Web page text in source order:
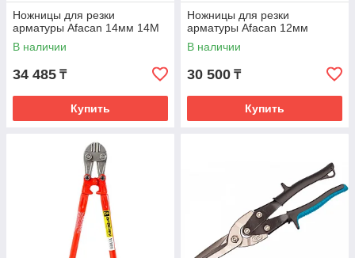
Ножницы для резки
арматуры Afacan 14мм 14M
В наличии
34 485 ₸
Купить
Ножницы для резки
арматуры Afacan 12мм
В наличии
30 500 ₸
Купить